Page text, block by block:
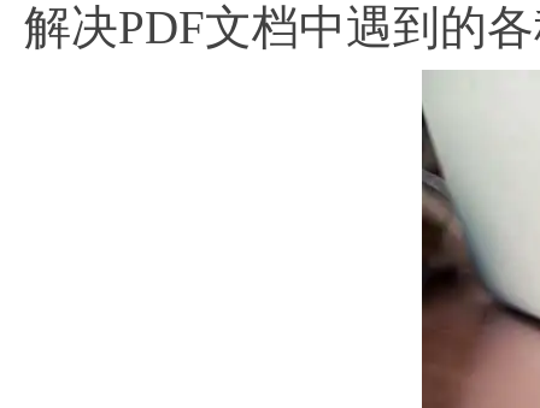
解决PDF文档中遇到的